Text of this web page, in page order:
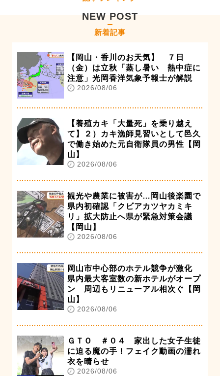
NEW POST
新着記事
【岡山・香川のお天気】 ７日
（金）は立秋「蒸し暑い 熱中症に
注意」光岡香洋気象予報士が解説
2026/08/06
【養殖カキ「大量死」を乗り越え
て】２）カキ漁師見習いとして邑久
で働き始めた元自衛隊員の男性【岡
山】
2026/08/06
観光や農業に被害が…岡山後楽園で
県内初確認「クビアカツヤカミキ
リ」拡大防止へ県が緊急対策会議
【岡山】
2026/08/06
岡山市中心部のホテル競争が激化
県内最大客室数の新ホテルがオープ
ン 周辺もリニューアル相次ぐ【岡
山】
2026/08/06
ＧＴＯ ＃０４ 家出した女子生徒
に迫る魔の手！フェイク動画の濡れ
衣を晴らせ
2026/08/06